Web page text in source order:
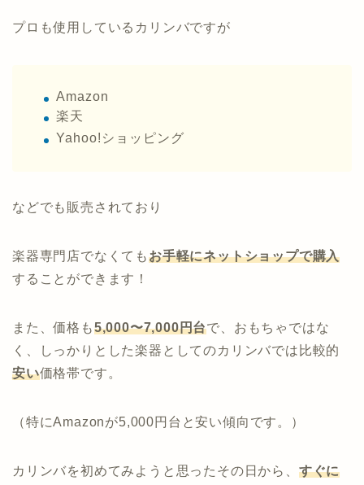
プロも使用しているカリンバですが
Amazon
楽天
Yahoo!ショッピング
などでも販売されており
楽器専門店でなくてもお手軽にネットショップで購入
することができます！
また、価格も5,000〜7,000円台で、おもちゃではな
く、しっかりとした楽器としてのカリンバでは比較的
安い価格帯です。
（特にAmazonが5,000円台と安い傾向です。）
カリンバを初めてみようと思ったその日から、 すぐに